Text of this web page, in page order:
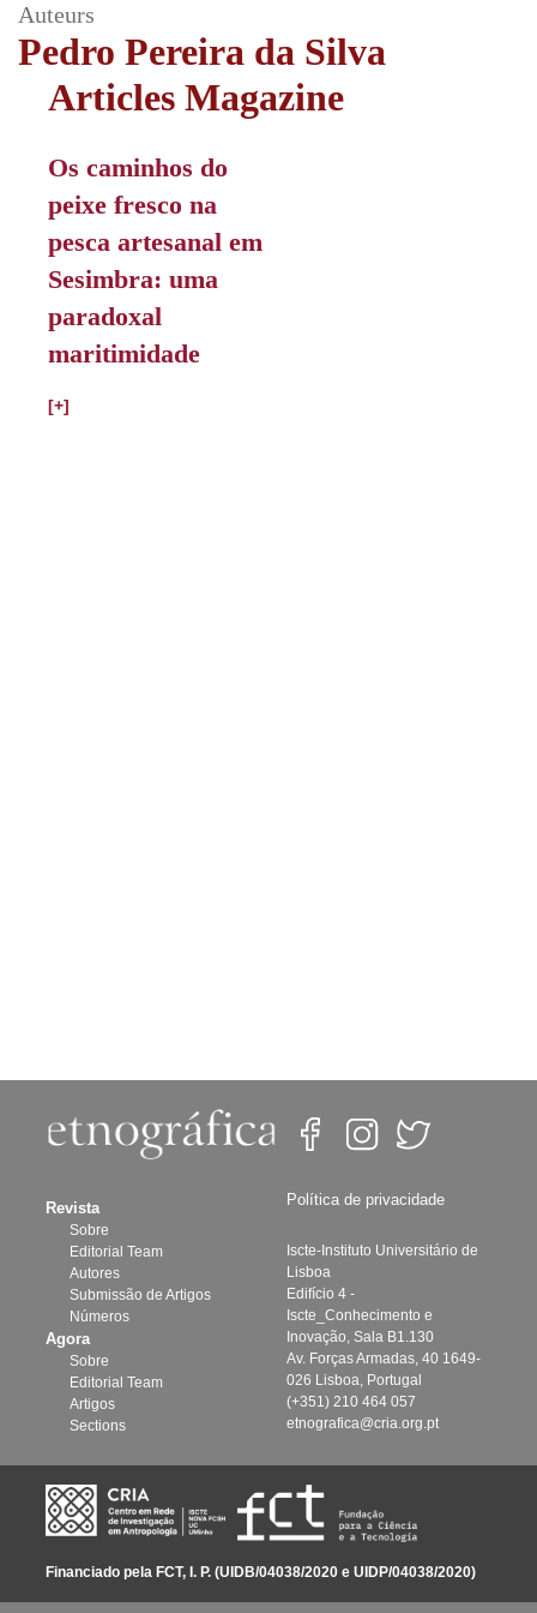
Auteurs
Pedro Pereira da Silva
Articles Magazine
Os caminhos do
peixe fresco na
pesca artesanal em
Sesimbra: uma
paradoxal
maritimidade
[+]
Revista
Sobre
Editorial Team
Autores
Submissão de Artigos
Números
Agora
Sobre
Editorial Team
Artigos
Sections
Política de privacidade
Iscte-Instituto Universitário de
Lisboa
Edifício 4 -
Iscte_Conhecimento e
Inovação, Sala B1.130
Av. Forças Armadas, 40 1649-
026 Lisboa, Portugal
(+351) 210 464 057
etnografica@cria.org.pt
Financiado pela FCT, I. P. (UIDB/04038/2020 e UIDP/04038/2020)